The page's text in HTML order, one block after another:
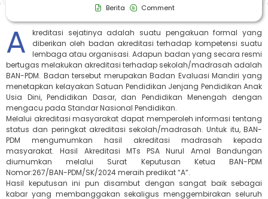
Berita Comment
A
kreditasi sejatinya adalah suatu pengakuan formal yang
diberikan oleh badan akreditasi terhadap kompetensi suatu
lembaga atau organisasi. Adapun badan yang secara resmi
bertugas melakukan akreditasi terhadap sekolah/madrasah adalah
BAN-PDM. Badan tersebut merupakan Badan Evaluasi Mandiri yang
menetapkan kelayakan Satuan Pendidikan Jenjang Pendidikan Anak
Usia Dini, Pendidikan Dasar, dan Pendidikan Menengah dengan
mengacu pada Standar Nasional Pendidikan.
Melalui akreditasi masyarakat dapat memperoleh informasi tentang
status dan peringkat akreditasi sekolah/madrasah. Untuk itu, BAN-
PDM mengumumkan hasil akreditasi madrasah kepada
masyarakat. Hasil Akreditasi MTs PSA Nurul Amal Bandungan
diumumkan melalui Surat Keputusan Ketua BAN-PDM
Nomor:267/BAN-PDM/SK/2024 meraih predikat “A”.
Hasil keputusan ini pun disambut dengan sangat baik sebagai
kabar yang membanggakan sekaligus menggembirakan seluruh